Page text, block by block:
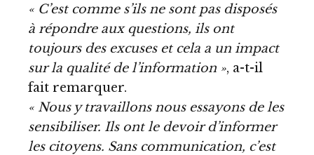
« C’est comme s’ils ne sont pas disposés
à répondre aux questions, ils ont
toujours des excuses et cela a un impact
sur la qualité de l’information », a-t-il
fait remarquer.
« Nous y travaillons nous essayons de les
sensibiliser. Ils ont le devoir d’informer
les citoyens. Sans communication, c’est